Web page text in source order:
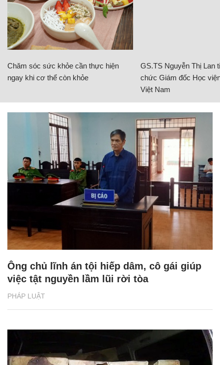
Chăm sóc sức khỏe cần thực hiện
ngay khi cơ thể còn khỏe
GS.TS Nguyễn Thị Lan
chức Giám đốc Học
Việt Nam
PHÁP LUẬT
Ông chủ lĩnh án tội hiếp dâm, cô gái giúp
việc tật nguyền lầm lũi rời tòa